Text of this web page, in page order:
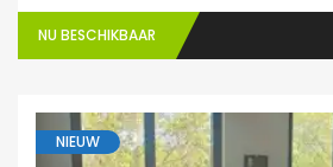
NU BESCHIKBAAR
NIEUW